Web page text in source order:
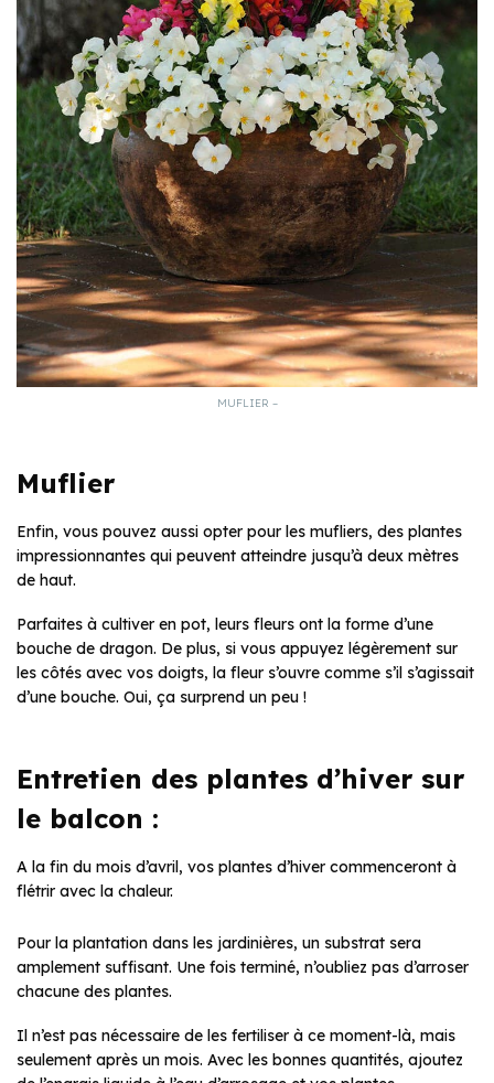
MUFLIER –
Muflier
Enfin, vous pouvez aussi opter pour les mufliers, des plantes
impressionnantes qui peuvent atteindre jusqu’à deux mètres
de haut.
Parfaites à cultiver en pot, leurs fleurs ont la forme d’une
bouche de dragon. De plus, si vous appuyez légèrement sur
les côtés avec vos doigts, la fleur s’ouvre comme s’il s’agissait
d’une bouche. Oui, ça surprend un peu !
Entretien des plantes d’hiver sur
le balcon :
A la fin du mois d’avril, vos plantes d’hiver commenceront à
flétrir avec la chaleur.
Pour la plantation dans les jardinières, un substrat sera
amplement suffisant. Une fois terminé, n’oubliez pas d’arroser
chacune des plantes.
Il n’est pas nécessaire de les fertiliser à ce moment-là, mais
seulement après un mois. Avec les bonnes quantités, ajoutez